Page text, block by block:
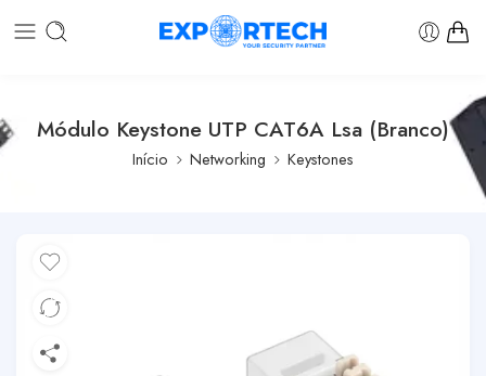
Módulo Keystone UTP CAT6A Lsa (Branco)
Início Networking Keystones